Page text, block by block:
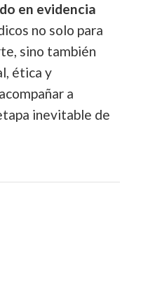
en evidencia
no solo para
sino también
ética y
a
inevitable de